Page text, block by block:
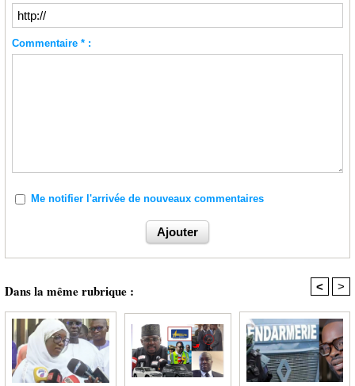
Commentaire * :
Me notifier l'arrivée de nouveaux commentaires
Dans la même rubrique : < >